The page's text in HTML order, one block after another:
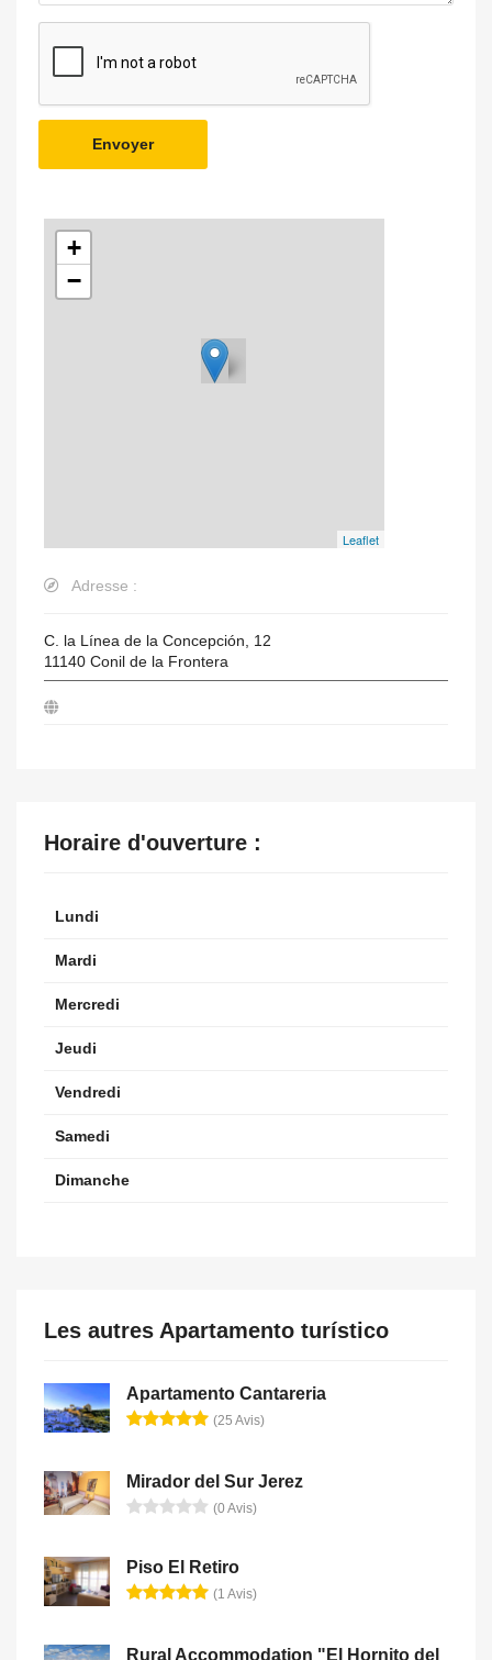
Envoyer
+
−
Leaflet
Adresse :
C. la Línea de la Concepción, 12
11140 Conil de la Frontera
Horaire d'ouverture :
Lundi
Mardi
Mercredi
Jeudi
Vendredi
Samedi
Dimanche
Les autres Apartamento turístico
Apartamento Cantareria
(25 Avis)
Mirador del Sur Jerez
(0 Avis)
Piso El Retiro
(1 Avis)
Rural Accommodation "El Hornito del